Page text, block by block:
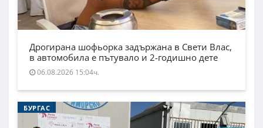
Дрогирана шофьорка задържана в Свети Влас,
в автомобила е пътувало и 2-годишно дете
06.08.2026 15:04ч.
БУРГАС